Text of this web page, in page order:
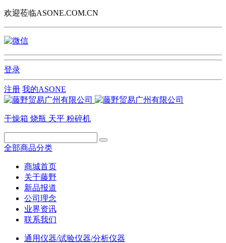
欢迎莅临ASONE.COM.CN
登录
注册 我的ASONE
干燥箱 烧瓶 天平 粉碎机
全部商品分类
商城首页
关于藤野
新品报道
公司理念
业界资讯
联系我们
通用仪器/试验仪器/分析仪器